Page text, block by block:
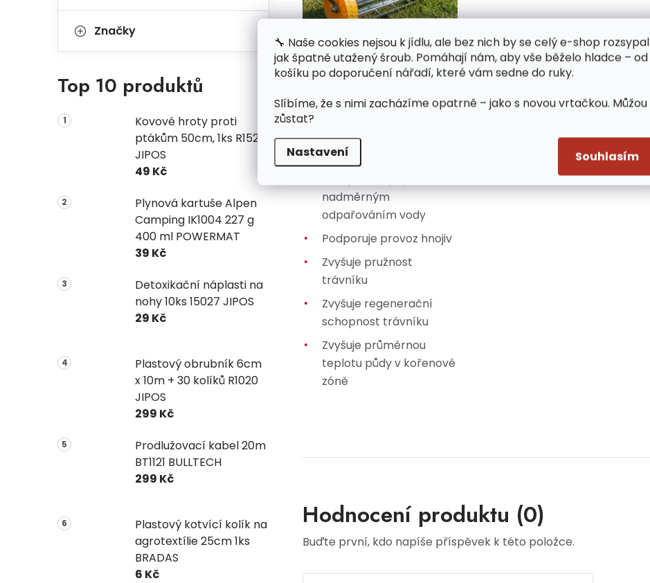
🔧 Naše cookies nejsou k jídlu, ale bez nich by se celý e-shop rozsypal
jak špatně utažený šroub. Pomáhají nám, aby vše běželo hladce – od
košíku po doporučení nářadí, které vám sedne do ruky.
Slíbíme, že s nimi zacházíme opatrně – jako s novou vrtačkou. Můžou
zůstat?
Nastavení Souhlasím
Značky
Top 10 produktů
Kovové hroty proti
ptákům 50cm, 1ks R1523
JIPOS
49 Kč
Plynová kartuše Alpen
Camping IK1004 227 g
400 ml POWERMAT
39 Kč
Detoxikační náplasti na
nohy 10ks 15027 JIPOS
29 Kč
Plastový obrubník 6cm
x 10m + 30 kolíků R1020
JIPOS
299 Kč
Prodlužovací kabel 20m
BT1121 BULLTECH
299 Kč
Plastový kotvící kolík na
agrotextílie 25cm 1ks
BRADAS
6 Kč
Proč se vyplatí používat
provzdušňovač?
vzduchu mezi půdou a
atmosférou
nadměrným
odpařováním vody
Podporuje provoz hnojiv
Zvyšuje pružnost
trávníku
Zvyšuje regenerační
schopnost trávníku
Zvyšuje průměrnou
teplotu půdy v kořenové
zóně
Hodnocení produktu (0)
Buďte první, kdo napíše příspěvek k této položce.